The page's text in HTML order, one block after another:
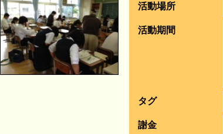
活動場所
活動期間
タグ
謝金